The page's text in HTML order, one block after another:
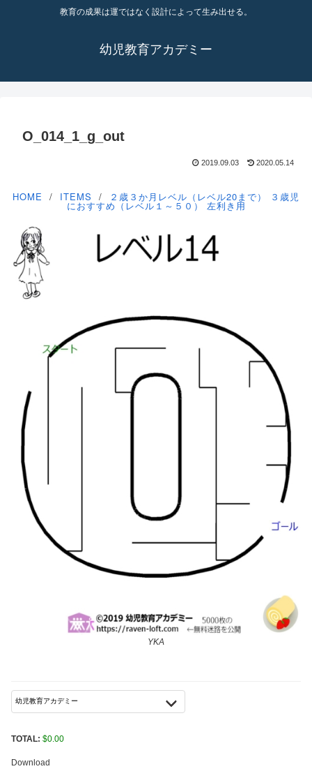
教育の成果は運ではなく設計によって生み出せる。
幼児教育アカデミー
O_014_1_g_out
2019.09.03 2020.05.14
HOME ITEMS ２歳３か月レベル（レベル20まで） ３歳児
におすすめ（レベル１～５０） 左利き用
YKA
TOTAL: $0.00
Download